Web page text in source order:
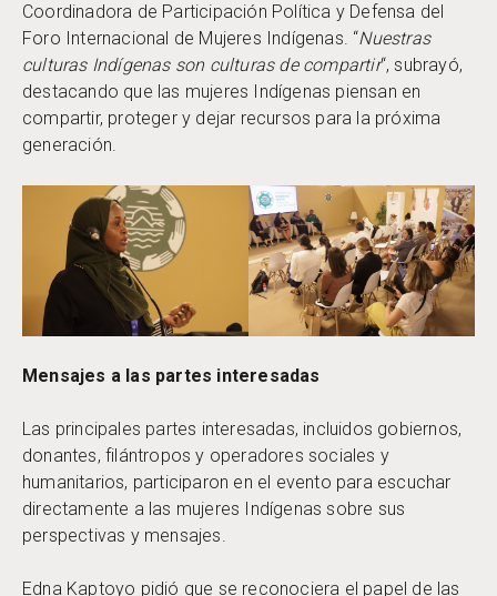
Coordinadora de Participación Política y Defensa del
Foro Internacional de Mujeres Indígenas. “Nuestras
culturas Indígenas son culturas de compartir“, subrayó,
destacando que las mujeres Indígenas piensan en
compartir, proteger y dejar recursos para la próxima
generación.
Mensajes a las partes interesadas
Las principales partes interesadas, incluidos gobiernos,
donantes, filántropos y operadores sociales y
humanitarios, participaron en el evento para escuchar
directamente a las mujeres Indígenas sobre sus
perspectivas y mensajes.
Edna Kaptoyo pidió que se reconociera el papel de las